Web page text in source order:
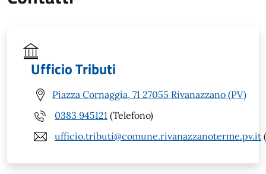
Ufficio Tributi
Piazza Cornaggia, 71 27055 Rivanazzano (PV)
0383 945121 (Telefono)
ufficio.tributi@comune.rivanazzanoterme.pv.it